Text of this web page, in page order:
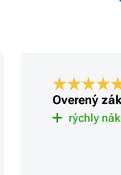
Overený
rýchly